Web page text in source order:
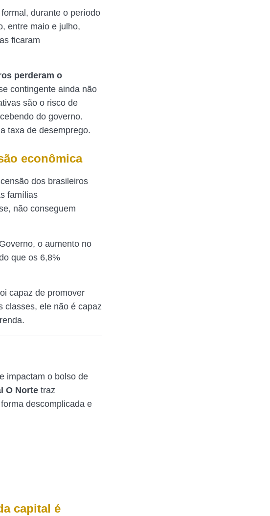
durante o período
entre maio e julho,
ficaram
perderam o
contingente ainda não
são o risco de
do governo.
taxa de desemprego.
econômica
dos brasileiros
famílias
não conseguem
o aumento no
que os 6,8%
capaz de promover
classes, ele não é capaz
impactam o bolso de
O Nortetraz
descomplicada e
capital é